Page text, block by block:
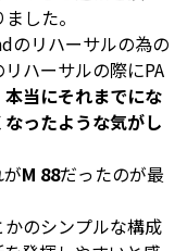
した。
のリハーサルの為の
ハーサルの際にPA
本当にそれまでにな
ったような気がし
M 88だったのが最
のシンプルな構成